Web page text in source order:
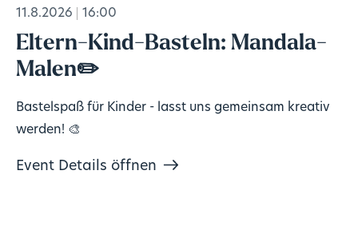
11.8.2026 16:00
Eltern-Kind-Basteln: Mandala-
Malen✏️
Bastelspaß für Kinder - lasst uns gemeinsam kreativ
werden! 🎨
Event Details öffnen